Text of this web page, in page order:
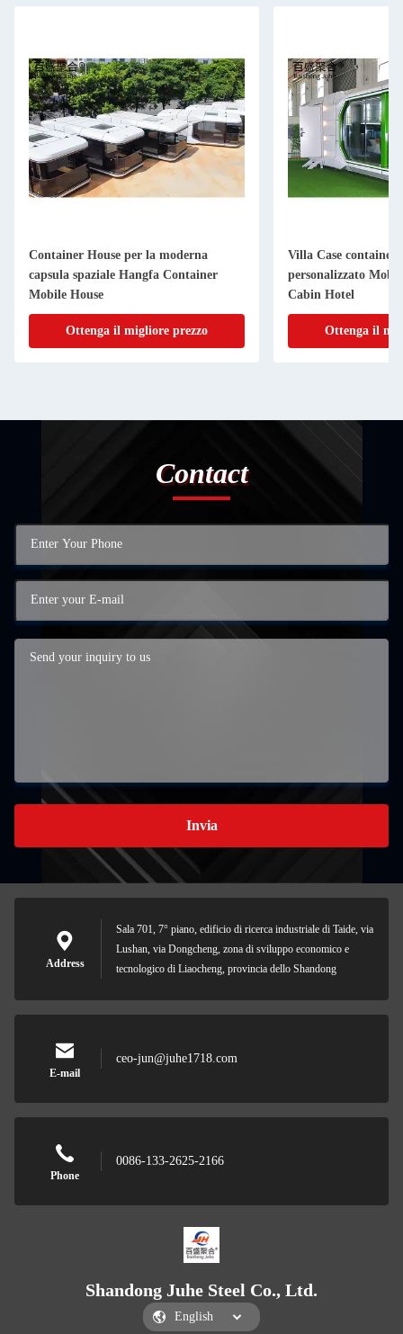
Container House per la moderna
capsula spaziale Hangfa Container
Mobile House
Ottenga il migliore prezzo
Villa Case container
personalizzato
Cabin Hotel
Ottenga il
Contact
Invia
Address
Sala 701, 7° piano, edificio di ricerca industriale di Taide, via
Lushan, via Dongcheng, zona di sviluppo economico e
tecnologico di Liaocheng, provincia dello Shandong
E-mail
ceo-jun@juhe1718.com
Phone
0086-133-2625-2166
Shandong Juhe Steel Co., Ltd.